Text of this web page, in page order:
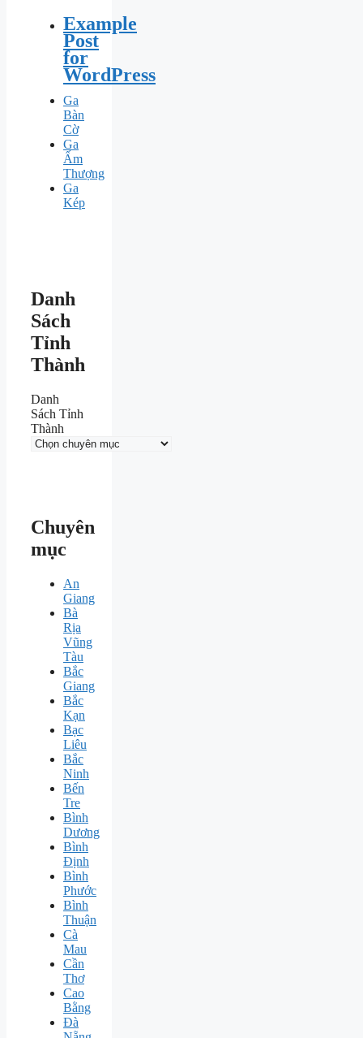
Example
Post
for
WordPress
Ga
Bàn
Cờ
Ga
Ấm
Thượng
Ga
Kép
Danh
Sách
Tỉnh
Thành
Danh
Sách Tỉnh
Thành
Chuyên
mục
An
Giang
Bà
Rịa
Vũng
Tàu
Bắc
Giang
Bắc
Kạn
Bạc
Liêu
Bắc
Ninh
Bến
Tre
Bình
Dương
Bình
Định
Bình
Phước
Bình
Thuận
Cà
Mau
Cần
Thơ
Cao
Bằng
Đà